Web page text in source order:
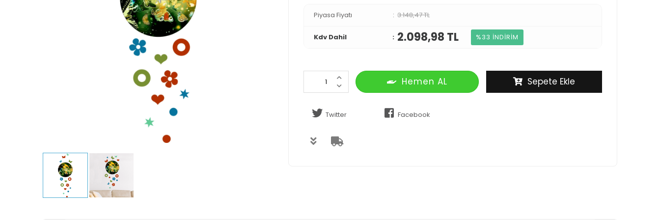
Piyasa Fiyatı 3.148,47 TL
Kdv Dahil 2.098,98 TL %33 İNDİRİM
Hemen AL Sepete Ekle
Twitter Facebook